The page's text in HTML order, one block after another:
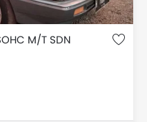
Eterna Dibawah 50
model Eterna, pilih
M/T SDN